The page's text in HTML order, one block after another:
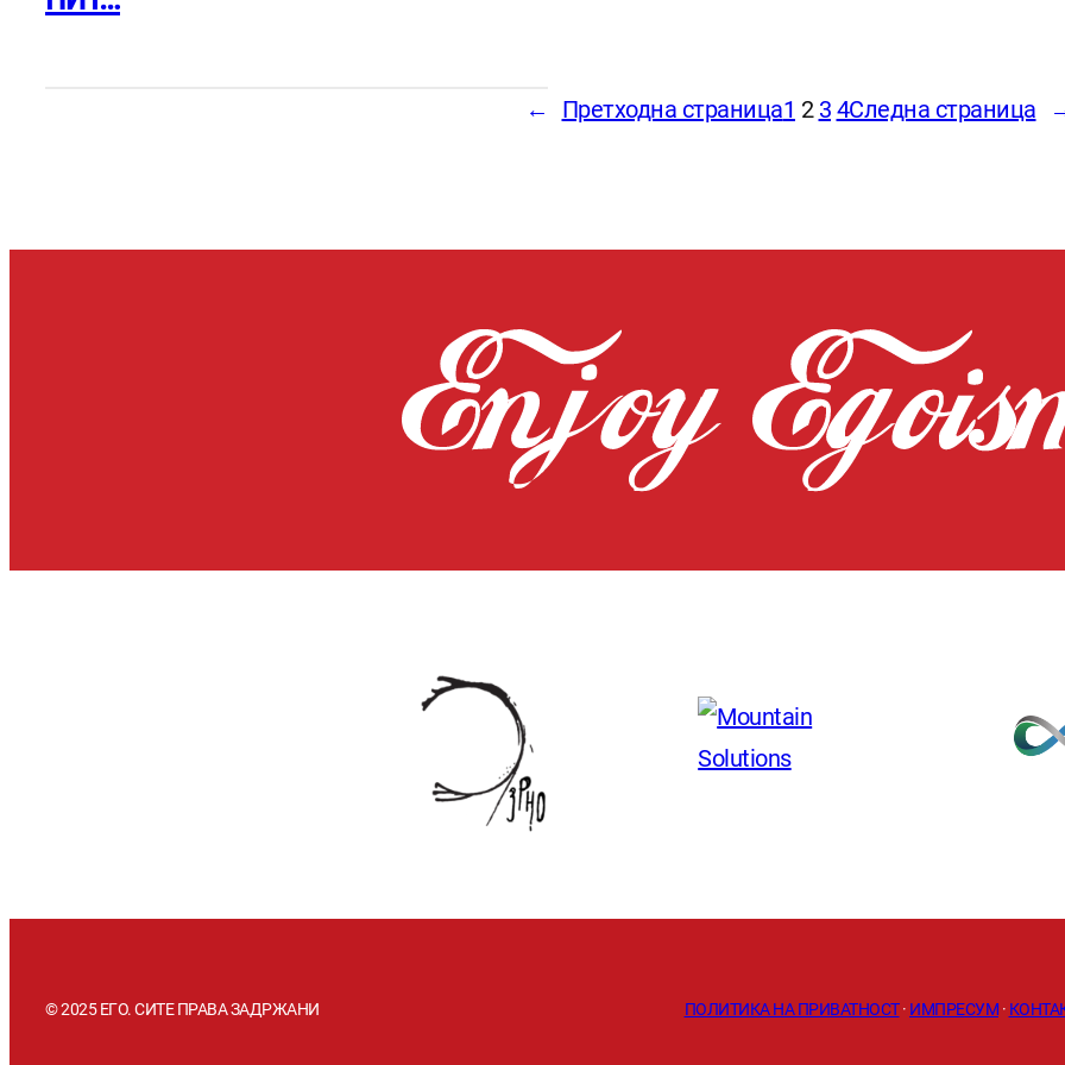
← Претходна страница1 2 3 4Следна страница
© 2025 ЕГО. СИТЕ ПРАВА ЗАДРЖАНИ ПОЛИТИКА НА ПРИВАТНОСТ· ИМПРЕСУМ ·